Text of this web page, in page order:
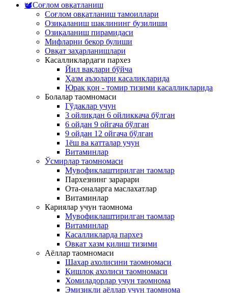
Соғлом овқатланиш
Соғлом овқатланиш тамоиллари
Озиқаланиш шаклининг бузилиши
Озиқаланиш пирамидаси
Мифларни бекор булиши
Овқат заҳарланишлари
Касалликлардаги пархез
Йил вақлари бўйча
Ҳазм аъзолари касаликларида
Юрак қон - томир тизими касалликларида
Болалар таомномаси
Гўдаклар учун
3 ойликдан 6 ойликкача бўлган
6 ойдан 9 ойгача бўлган
9 ойдан 12 ойгача бўлган
1ёш ва катталар учун
Витаминлар
Ўсмирлар таомномаси
Мувофиклаштирилган таомлар
Пархезнинг зарарари
Ота-оналарга маслахатлар
Витаминлар
Кариялар учун таомнома
Мувофиклаштирилган таомлар
Витаминлар
Касалликларда пархез
Овқат хазм қилиш тизими
Аёллар таомномаси
Шахар ахолисини таомномаси
Қишлоқ ахолиси таомномаси
Хомиладорлар учун таомнома
Эмизикли аёллар учун таомнома